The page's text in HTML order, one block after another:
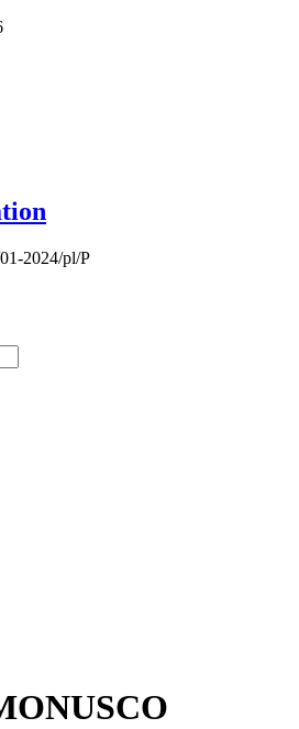
2024/pl/P